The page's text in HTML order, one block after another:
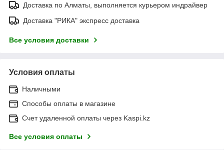
Доставка по Алматы, выполняется курьером индрайвер
Доставка "РИКА" экспресс доставка
Все условия доставки
Условия оплаты
Наличными
Способы оплаты в магазине
Счет удаленной оплаты через Kaspi.kz
Все условия оплаты